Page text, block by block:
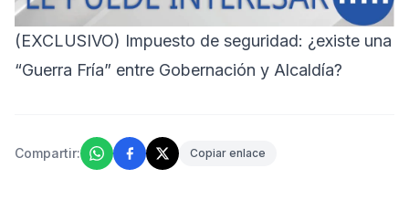
(EXCLUSIVO) Impuesto de seguridad: ¿existe una
“Guerra Fría” entre Gobernación y Alcaldía?
Compartir: Copiar enlace